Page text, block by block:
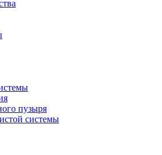
пузыря
системы